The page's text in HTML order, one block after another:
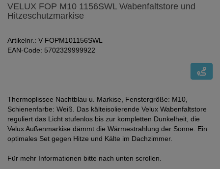
VELUX FOP M10 1156SWL Wabenfaltstore und
Hitzeschutzmarkise
Artikelnr.: V FOPM101156SWL
EAN-Code: 5702329999922
Thermoplissee Nachtblau u. Markise, Fenstergröße: M10,
Schienenfarbe: Weiß. Das kälteisolierende Velux Wabenfaltstore
reguliert das Licht stufenlos bis zur kompletten Dunkelheit, die
Velux Außenmarkise dämmt die Wärmestrahlung der Sonne. Ein
optimales Set gegen Hitze und Kälte im Dachzimmer.
Für mehr Informationen bitte nach unten scrollen.